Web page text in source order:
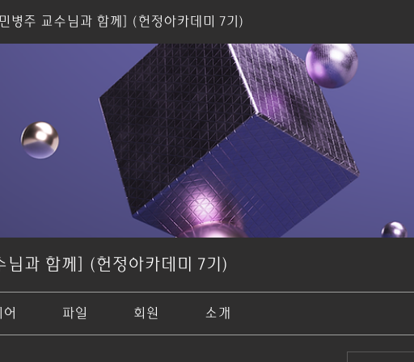
병주 교수님과 함께] (헌정아카데미 7기)
님과 함께] (헌정아카데미 7기)
파일 회원 소개